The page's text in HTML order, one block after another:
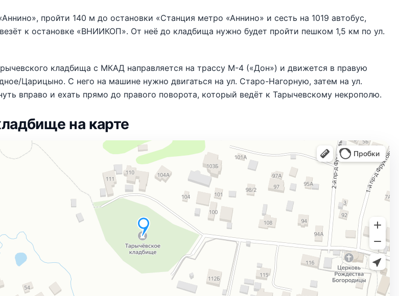
пройти 140 м до остановки «Станция метро «Аннино» и сесть на 1019 автобус,
к остановке «ВНИИКОП». От неё до кладбища нужно будет пройти пешком 1,5 км по ул.
кладбища с МКАД направляется на трассу М-4 («Дон») и движется в правую
Царицыно. С него на машине нужно двигаться на ул. Старо-Нагорную, затем на ул.
вправо и ехать прямо до правого поворота, который ведёт к Тарычевскому некрополю.
на карте